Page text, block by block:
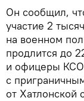
Он сообщил,
участие 2
на военном
продлится до
и офицеры
с
от Хатлонской